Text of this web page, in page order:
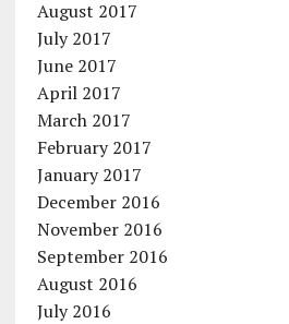
August 2017
July 2017
June 2017
April 2017
March 2017
February 2017
January 2017
December 2016
November 2016
September 2016
August 2016
July 2016